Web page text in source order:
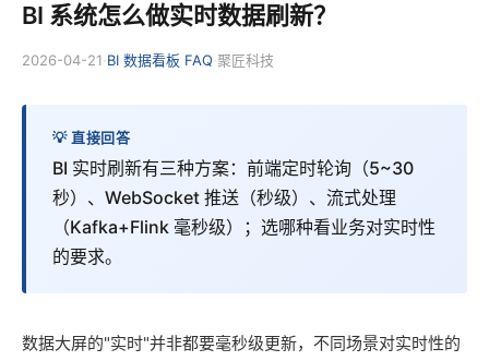
BI 系统怎么做实时数据刷新？
2026-04-21·BI 数据看板 FAQ·聚匠科技
💡 直接回答
BI 实时刷新有三种方案：前端定时轮询（5~30
秒）、WebSocket 推送（秒级）、流式处理
（Kafka+Flink 毫秒级）；选哪种看业务对实时性
的要求。
数据大屏的"实时"并非都要毫秒级更新，不同场景对实时性的